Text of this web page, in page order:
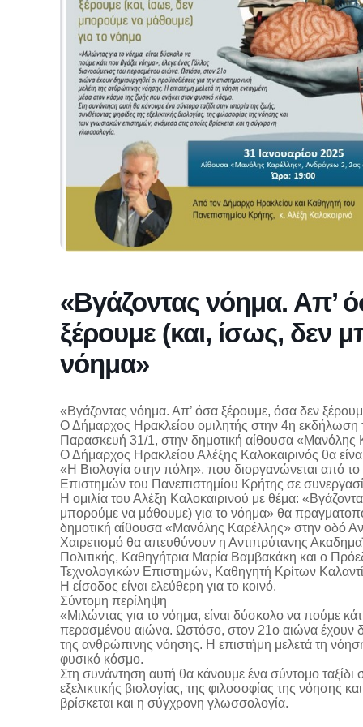
«Βγάζοντας νόημα. Απ’
ξέρουμε (και, ίσως, δεν
νόημα»
«Βγάζοντας νόημα. Απ’ όσα ξέρουμε, όσα δεν
Ο Δήμαρχος Ηρακλείου ομιλητής στην 4η
Παρασκευή 31/1, στην δημοτική αίθουσα
Ο Δήμαρχος Ηρακλείου Αλέξης Καλοκαιρινός θα
«Η Βιολογία στην πόλη», που διοργανώνεται από
Επιστημών του Πανεπιστημίου Κρήτης σε
Η ομιλία του Αλέξη Καλοκαιρινού με θέμα:
μπορούμε να μάθουμε) για το νόημα» θα
δημοτική αίθουσα «Μανόλης Καρέλλης» στην οδό
Χαιρετισμό θα απευθύνουν η Αντιπρύτανης
Πολιτικής, Καθηγήτρια Μαρία Βαμβακάκη και ο
Τεχνολογικών Επιστημών, Καθηγητή Κρίτων
Η είσοδος είναι ελεύθερη για το κοινό.
Σύντομη περίληψη
«Μιλώντας για το νόημα, είναι δύσκολο να πούμε
περασμένου αιώνα. Ωστόσο, στον 21ο αιώνα έχουν
της ανθρώπινης νόησης. Η επιστήμη μελετά τη
φυσικό κόσμο.
Στη συνάντηση αυτή θα κάνουμε ένα σύντομο ταξίδι
εξελικτικής βιολογίας, της φιλοσοφίας της νόησης
βρίσκεται και η σύγχρονη γλωσσολογία.